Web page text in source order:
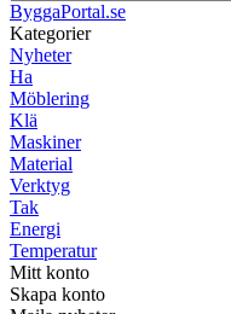
ByggaPortal.se
Kategorier
Nyheter
Ha
Möblering
Klä
Maskiner
Material
Verktyg
Tak
Energi
Temperatur
Mitt konto
Skapa konto